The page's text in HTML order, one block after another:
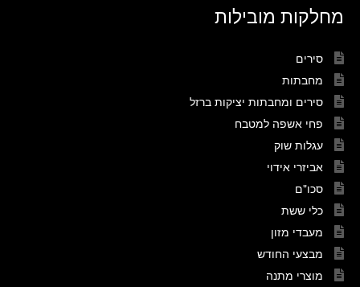
מחלקות מובילות
סירים
מחבתות
סירים ומחבתות יציקות ברזל
פחי אשפה למטבח
עגלות שוק
אביזרי אידוי
סכו"ם
כלי ששת
מעבדי מזון
מבצעי החודש
מוצרי מתנה